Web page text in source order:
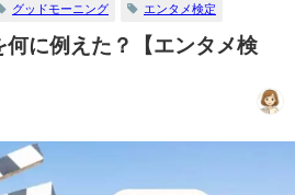
グッドモーニング エンタメ検定
に例えた？【エンタメ検